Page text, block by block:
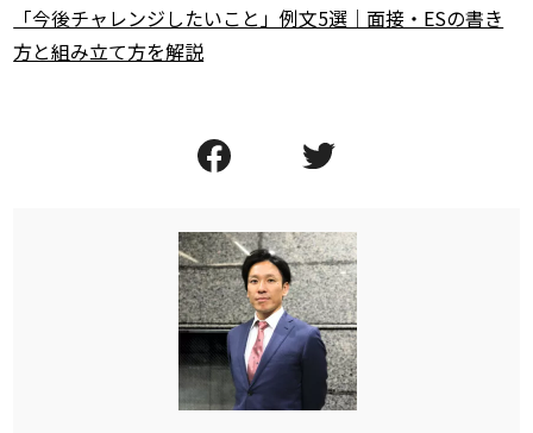
「今後チャレンジしたいこと」例文5選｜面接・ESの書き
方と組み立て方を解説